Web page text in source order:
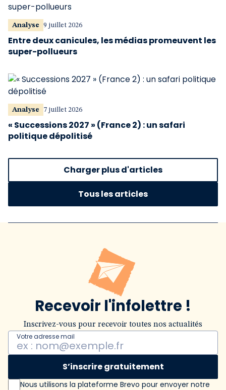
Analyse 9 juillet 2026
Entre deux canicules, les médias promeuvent les
super-pollueurs
Analyse 7 juillet 2026
« Successions 2027 » (France 2) : un safari
politique dépolitisé
Charger plus d'articles
Tous les articles
Recevoir l'infolettre !
Inscrivez-vous pour recevoir toutes nos actualités
Votre adresse mail
S’inscrire gratuitement
Nous utilisons la plateforme Brevo pour envoyer notre